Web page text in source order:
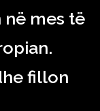
mes të
fillon